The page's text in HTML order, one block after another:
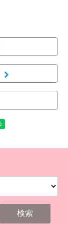
検索